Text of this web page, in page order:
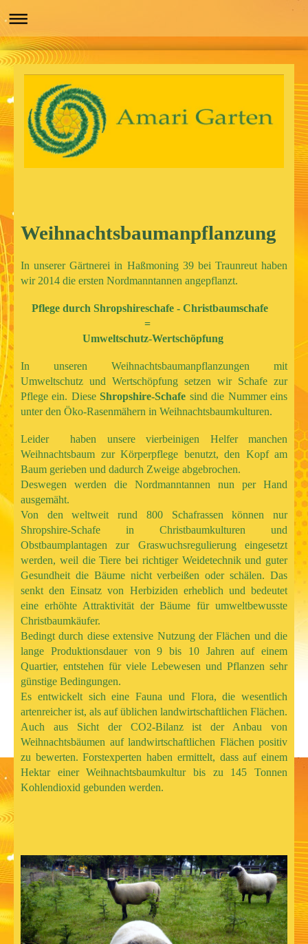
Weihnachtsbaumanpflanzung
In unserer Gärtnerei in Haßmoning 39 bei Traunreut haben
wir 2014 die ersten Nordmanntannen angepflanzt.
Pflege durch Shropshireschafe - Christbaumschafe
=
Umweltschutz-Wertschöpfung
In unseren Weihnachtsbaumanpflanzungen mit
Umweltschutz und Wertschöpfung setzen wir Schafe zur
Pflege ein. DieseShropshire-Schafe sind die Nummer eins
unter den Öko-Rasenmähern in Weihnachtsbaumkulturen.
Leider haben unsere vierbeinigen Helfer manchen
Weihnachtsbaum zur Körperpflege benutzt, den Kopf am
Baum gerieben und dadurch Zweige abgebrochen.
Deswegen werden die Nordmanntannen nun per Hand
ausgemäht.
Von den weltweit rund 800 Schafrassen können nur
Shropshire-Schafe in Christbaumkulturen und
Obstbaumplantagen zur Graswuchsregulierung eingesetzt
werden, weil die Tiere bei richtiger Weidetechnik und guter
Gesundheit die Bäume nicht verbeißen oder schälen. Das
senkt den Einsatz von Herbiziden erheblich und bedeutet
eine erhöhte Attraktivität der Bäume für umweltbewusste
Christbaumkäufer.
Bedingt durch diese extensive Nutzung der Flächen und die
lange Produktionsdauer von 9 bis 10 Jahren auf einem
Quartier, entstehen für viele Lebewesen und Pflanzen sehr
günstige Bedingungen.
Es entwickelt sich eine Fauna und Flora, die wesentlich
artenreicher ist, als auf üblichen landwirtschaftlichen Flächen.
Auch aus Sicht der CO2-Bilanz ist der Anbau von
Weihnachtsbäumen auf landwirtschaftlichen Flächen positiv
zu bewerten. Forstexperten haben ermittelt, dass auf einem
Hektar einer Weihnachtsbaumkultur bis zu 145 Tonnen
Kohlendioxid gebunden werden.